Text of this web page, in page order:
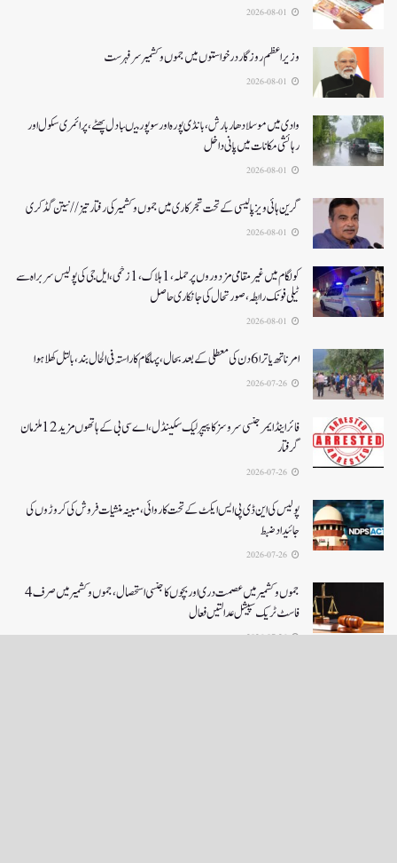
وزیر اعظم روزگار درخواستوں میں جموں و کشمیر سرفہرست
وادی میں موسلادھار بارش،بانڈی پورہ اور سوپور میںبادل پھٹے، پرائمری سکول اور
رہائشی مکانات میں پانی داخل
گرین ہائی ویز پالیسی کے تحت شجرکاری میں جموں و کشمیر کی رفتار تیز// نیتن گڈکری
کولگام میں غیر مقامی مزدوروں پر حملہ،1ہلاک،1زخمی،ایل جی کی پولیس سربراہ سے
ٹیلی فونک رابطہ، صورتحال کی جانکاری حاصل
امرناتھ یاترا 6دن کی معطلی کے بعد بحال،پہلگام کا راستہ فی الحال بند، بالتل کھلا ہوا
فائر اینڈ ایمرجنسی سروسز کا پیپر لیک سکینڈل،اے سی بی کے ہاتھوں مزید 12 ملزمان
گرفتار
پولیس کی این ڈی پی ایس ایکٹ کے تحت کاروائی، مبینہ منشیات فروش کی کروڑوں کی
جائیداد ضبط
جموں و کشمیر میں عصمت دری اور بچوں کا جنسی استحصال،جموں و کشمیر میں صرف 4
فاسٹ ٹریک سپیشل عدالتیں فعال
2026-07-26